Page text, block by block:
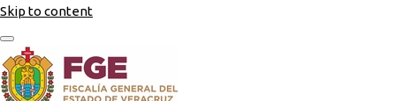
Skip to content